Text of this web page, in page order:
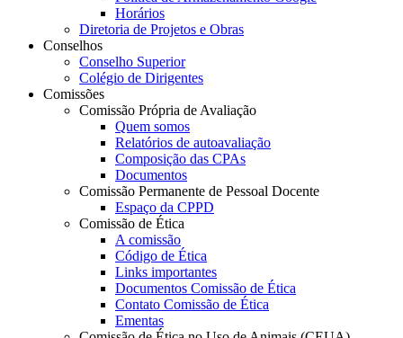
Horários
Diretoria de Projetos e Obras
Conselhos
Conselho Superior
Colégio de Dirigentes
Comissões
Comissão Própria de Avaliação
Quem somos
Relatórios de autoavaliação
Composição das CPAs
Documentos
Comissão Permanente de Pessoal Docente
Espaço da CPPD
Comissão de Ética
A comissão
Código de Ética
Links importantes
Documentos Comissão de Ética
Contato Comissão de Ética
Ementas